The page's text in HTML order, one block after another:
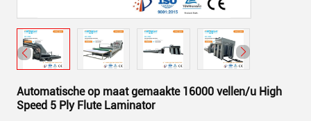
Automatische op maat gemaakte 16000 vellen/u High
Speed 5 Ply Flute Laminator